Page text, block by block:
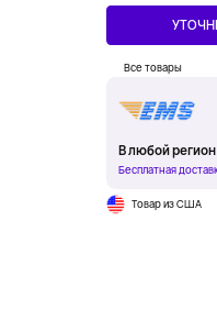
Все товары
В любой
Бесплатная
Товар из США